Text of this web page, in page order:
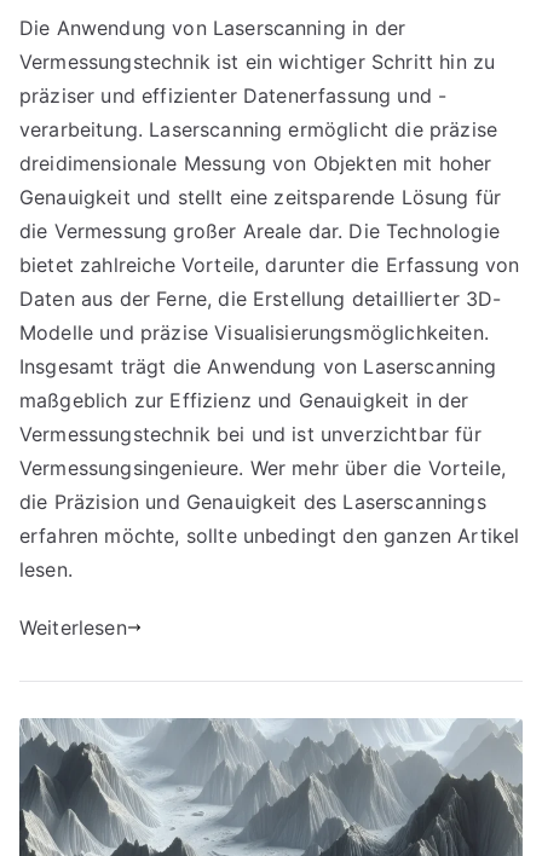
Die Anwendung von Laserscanning in der
Vermessungstechnik ist ein wichtiger Schritt hin zu
präziser und effizienter Datenerfassung und -
verarbeitung. Laserscanning ermöglicht die präzise
dreidimensionale Messung von Objekten mit hoher
Genauigkeit und stellt eine zeitsparende Lösung für
die Vermessung großer Areale dar. Die Technologie
bietet zahlreiche Vorteile, darunter die Erfassung von
Daten aus der Ferne, die Erstellung detaillierter 3D-
Modelle und präzise Visualisierungsmöglichkeiten.
Insgesamt trägt die Anwendung von Laserscanning
maßgeblich zur Effizienz und Genauigkeit in der
Vermessungstechnik bei und ist unverzichtbar für
Vermessungsingenieure. Wer mehr über die Vorteile,
die Präzision und Genauigkeit des Laserscannings
erfahren möchte, sollte unbedingt den ganzen Artikel
lesen.
Weiterlesen